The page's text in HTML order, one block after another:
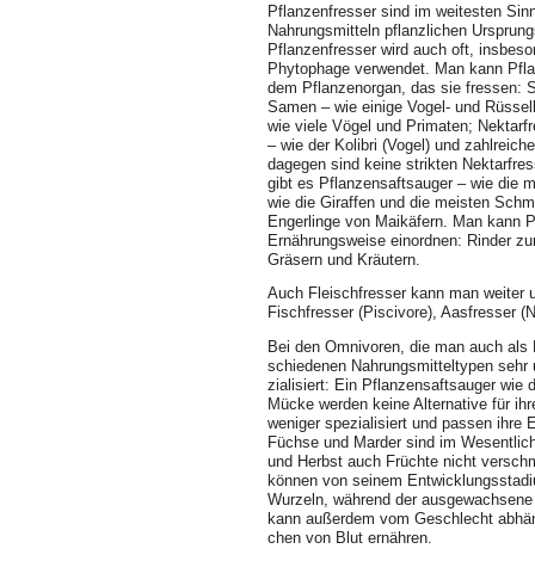
Pflanzenfresser sind im weitesten
Nahrungsmitteln pflanzlichen
Pflanzenfresser wird auch oft,
Phytophage verwendet. Man kann
dem Pflanzenorgan, das sie fressen:
Samen – wie einige Vogel- und
wie viele Vögel und Primaten;
– wie der Kolibri (Vogel) und
dagegen sind keine strikten
gibt es Pflanzensaftsauger – wie die
wie die Giraffen und die meisten
Engerlinge von Maikäfern. Man kann
Ernährungsweise einordnen: Rinder
Gräsern und Kräutern.
Auch Fleischfresser kann man weiter
Fischfresser (Piscivore), Aasfresser
Bei den Omnivoren, die man auch
schiedenen Nahrungsmitteltypen
zialisiert: Ein Pflanzensaftsauger wie
Mücke werden keine Alternative für
weniger spezialisiert und passen ihre
Füchse und Marder sind im
und Herbst auch Früchte nicht
können von seinem
Wurzeln, während der
kann außerdem vom Geschlecht
chen von Blut ernähren.